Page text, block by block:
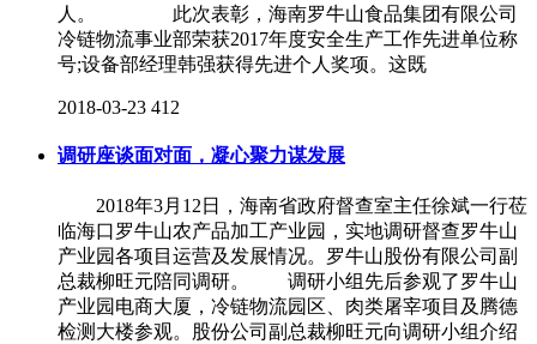
人。 此次表彰，海南罗牛山食品集团有限公司
冷链物流事业部荣获2017年度安全生产工作先进单位称
号;设备部经理韩强获得先进个人奖项。这既
2018-03-23 412
调研座谈面对面，凝心聚力谋发展
2018年3月12日，海南省政府督查室主任徐斌一行莅
临海口罗牛山农产品加工产业园，实地调研督查罗牛山
产业园各项目运营及发展情况。罗牛山股份有限公司副
总裁柳旺元陪同调研。 调研小组先后参观了罗牛山
产业园电商大厦，冷链物流园区、肉类屠宰项目及腾德
检测大楼参观。股份公司副总裁柳旺元向调研小组介绍